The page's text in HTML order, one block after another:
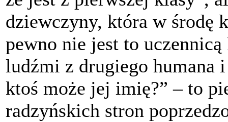
dziewczyny, która w środę
pewno nie jest to
ludźmi z drugiego humana
ktoś może jej imię?” – to
radzyńskich stron